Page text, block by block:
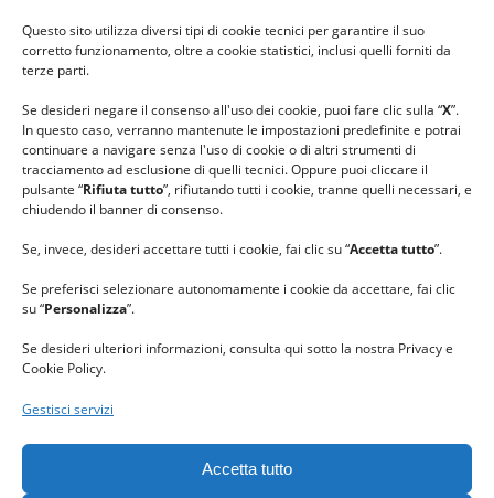
Questo sito utilizza diversi tipi di cookie tecnici per garantire il suo
corretto funzionamento, oltre a cookie statistici, inclusi quelli forniti da
terze parti.
Se desideri negare il consenso all'uso dei cookie, puoi fare clic sulla “X”.
In questo caso, verranno mantenute le impostazioni predefinite e potrai
continuare a navigare senza l'uso di cookie o di altri strumenti di
tracciamento ad esclusione di quelli tecnici. Oppure puoi cliccare il
pulsante “Rifiuta tutto”, rifiutando tutti i cookie, tranne quelli necessari, e
chiudendo il banner di consenso.
Se, invece, desideri accettare tutti i cookie, fai clic su “Accetta tutto”.
Se preferisci selezionare autonomamente i cookie da accettare, fai clic
su “Personalizza”.
Se desideri ulteriori informazioni, consulta qui sotto la nostra Privacy e
Cookie Policy.
Gestisci servizi
Accetta tutto
#lanaterapia
#ilcaloredellempatia